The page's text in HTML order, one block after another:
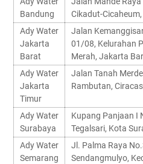
Bandung
Cikadut-
Ady Water
Jakarta
Barat
Jalan
01/08, Kelurahan
Merah, Jakarta
Ady Water
Jakarta
Timur
Jalan Tanah
Rambutan,
Ady Water
Surabaya
Kupang Panjaan I
Tegalsari, Kota
Ady Water
Semarang
Jl. Palma Raya
Sendangmulyo,